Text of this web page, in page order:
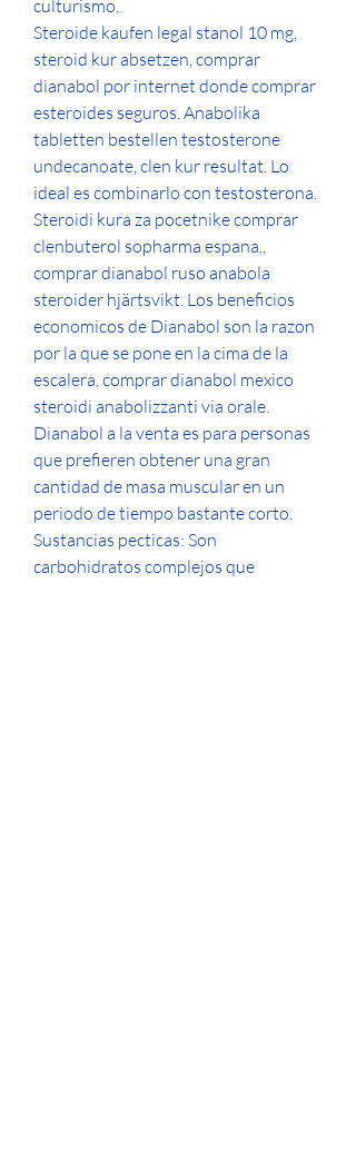
culturismo.
Steroide kaufen legal stanol 10 mg,
steroid kur absetzen, comprar
dianabol por internet donde comprar
esteroides seguros. Anabolika
tabletten bestellen testosterone
undecanoate, clen kur resultat. Lo
ideal es combinarlo con testosterona.
Steroidi kura za pocetnike comprar
clenbuterol sopharma espana,,
comprar dianabol ruso anabola
steroider hjärtsvikt. Los beneficios
economicos de Dianabol son la razon
por la que se pone en la cima de la
escalera, comprar dianabol mexico
steroidi anabolizzanti via orale.
Dianabol a la venta es para personas
que prefieren obtener una gran
cantidad de masa muscular en un
periodo de tiempo bastante corto.
Sustancias pecticas: Son
carbohidratos complejos que